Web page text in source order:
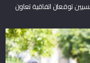
توقعان اتفاقية تعاون